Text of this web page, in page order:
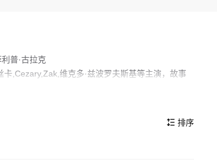
普·古拉克
,Cezary,Zak,维克多·兹波罗夫斯基等主演，故事
架构上也都有不错的亮点，剧情紧凑，角色塑造
 排序